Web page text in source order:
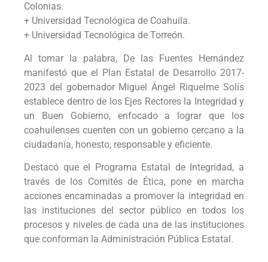
Colonias.
+ Universidad Tecnológica de Coahuila.
+ Universidad Tecnológica de Torreón.
Al tomar la palabra, De las Fuentes Hernández
manifestó que el Plan Estatal de Desarrollo 2017-
2023 del gobernador Miguel Ángel Riquelme Solís
establece dentro de los Ejes Rectores la Integridad y
un Buen Gobierno, enfocado a lograr que los
coahuilenses cuenten con un gobierno cercano a la
ciudadanía, honesto, responsable y eficiente.
Destacó que el Programa Estatal de Integridad, a
través de los Comités de Ética, pone en marcha
acciones encaminadas a promover la integridad en
las instituciones del sector público en todos los
procesos y niveles de cada una de las instituciones
que conforman la Administración Pública Estatal.